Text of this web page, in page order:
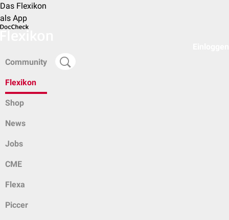
Das Flexikon
als App
Community
Flexikon
Shop
News
Jobs
CME
Flexa
Piccer